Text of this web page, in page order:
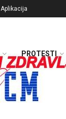
Aplikacija
PROTESTI